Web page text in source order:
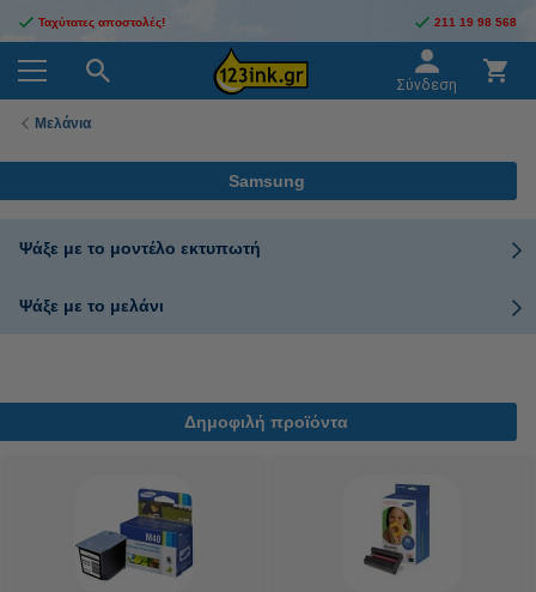
Ταχύτατες αποστολές! 211 19 98 568
Σύνδεση
Μελάνια
Samsung
Ψάξε με το μοντέλο εκτυπωτή
Ψάξε με το μελάνι
Δημοφιλή προϊόντα